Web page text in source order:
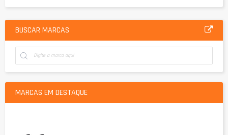
BUSCAR MARCAS
MARCAS EM DESTAQUE